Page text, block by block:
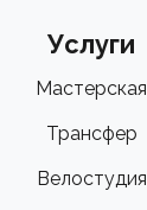
Услуги
Мастерская
Трансфер
Велостудия